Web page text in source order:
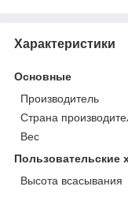
Характеристики
Основные
Производитель
Страна
Вес
Пользовательские
Высота всасывания